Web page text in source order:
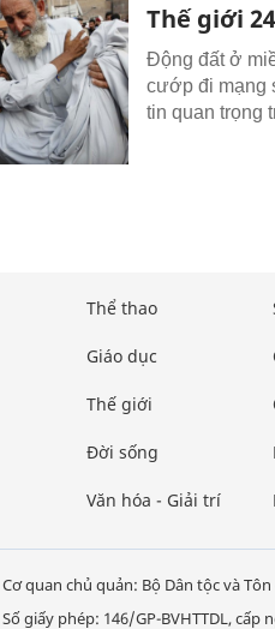
Thế giới
Động đất ở
cướp đi mạng
tin quan trọng
Thể thao
Giáo dục
Thế giới
Đời sống
Văn hóa - Giải trí
Cơ quan chủ quản: Bộ Dân tộc và Tôn
Số giấy phép: 146/GP-BVHTTDL, cấp